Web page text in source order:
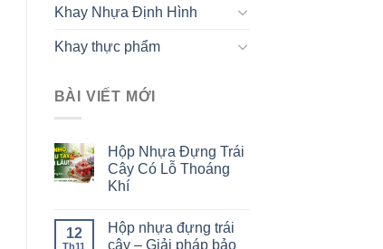
Khay Nhựa Định Hình
Khay thực phẩm
BÀI VIẾT MỚI
Hộp Nhựa Đựng Trái
Cây Có Lỗ Thoáng
Khí
12
Th11
Hộp nhựa đựng trái
cây – Giải pháp bảo